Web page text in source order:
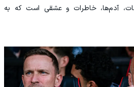
آدم‌ها، خاطرات و عشقی است که به